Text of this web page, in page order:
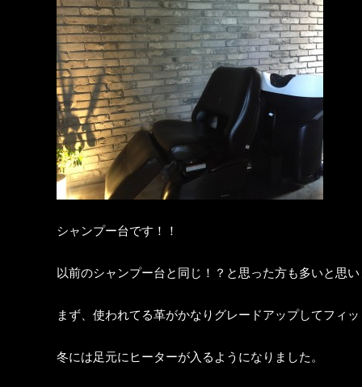
シャンプー台です！！
以前のシャンプー台と同じ！？と思った方も多いと思
まず、使われてる革がかなりグレードアップしてフィ
冬には足元にヒーターが入るようになりました。